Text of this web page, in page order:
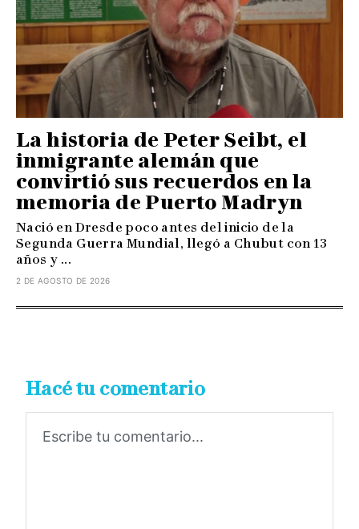
La historia de Peter Seibt, el
inmigrante alemán que
convirtió sus recuerdos en la
memoria de Puerto Madryn
Nació en Dresde poco antes del inicio de la
Segunda Guerra Mundial, llegó a Chubut con 13
años y ...
2 DE AGOSTO DE 2026
Hacé tu comentario